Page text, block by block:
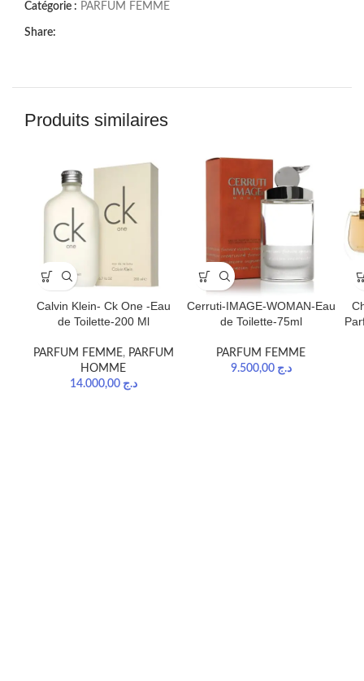
Catégorie : PARFUM FEMME
Share:
Produits similaires
Calvin Klein- Ck One -Eau
de Toilette-200 Ml
PARFUM FEMME, PARFUM
HOMME
د.ج 14.000,00
Cerruti-IMAGE-WOMAN-Eau
de Toilette-75ml
PARFUM FEMME
د.ج 9.500,00